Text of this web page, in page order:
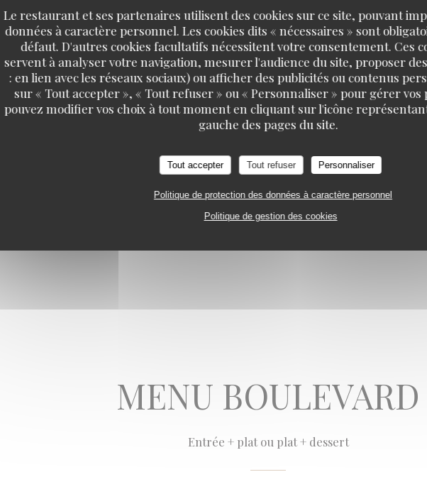
Le restaurant et ses partenaires utilisent des cookies sur ce site, pouvant
données à caractère personnel. Les cookies dits « nécessaires » sont
défaut. D'autres cookies facultatifs nécessitent votre consentement. Ces
servent à analyser votre navigation, mesurer l'audience du site, proposer
: en lien avec les réseaux sociaux) ou afficher des publicités ou contenus
sur « Tout accepter », « Tout refuser » ou « Personnaliser » pour gérer vos
pouvez modifier vos choix à tout moment en cliquant sur l'icône
gauche des pages du site.
Tout accepter Tout refuser Personnaliser
Politique de protection des données à caractère personnel
Politique de gestion des cookies
BOISSONS CHAUDES
EXPRESSO MASSAYA BIO, DÉCAFÉINÉ
infusion Verveine, infusion Tilleul Menthe
CHOCOLAT CHAUD VALRHONA, CAFÉ CRÈME
MENU BOULEVARD
Entrée + plat ou plat + dessert